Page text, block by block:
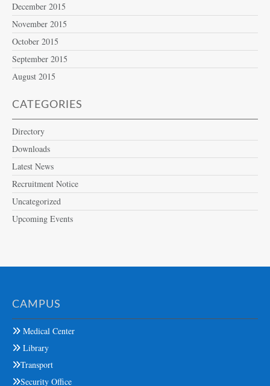
December 2015
November 2015
October 2015
September 2015
August 2015
CATEGORIES
Directory
Downloads
Latest News
Recruitment Notice
Uncategorized
Upcoming Events
CAMPUS
Medical Center
Library
Transport
Security Office